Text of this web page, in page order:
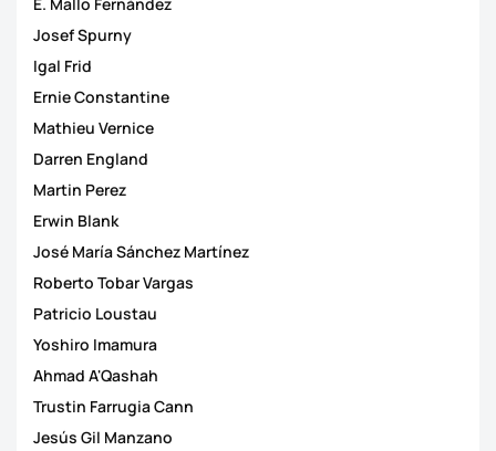
Josef Spurny
Igal Frid
Ernie Constantine
Mathieu Vernice
Darren England
Martin Perez
Erwin Blank
José María Sánchez Martínez
Roberto Tobar Vargas
Patricio Loustau
Yoshiro Imamura
Ahmad A'Qashah
Trustin Farrugia Cann
Jesús Gil Manzano